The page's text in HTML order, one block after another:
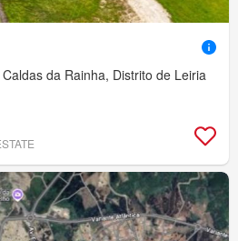
da Rainha, Distrito de Leiria